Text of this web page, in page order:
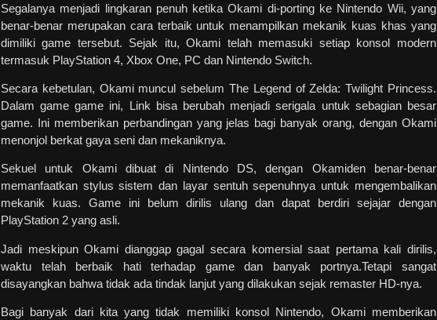
Segalanya menjadi lingkaran penuh ketika Okami di-porting ke Nintendo Wii, yang
benar-benar merupakan cara terbaik untuk menampilkan mekanik kuas khas yang
dimiliki game tersebut. Sejak itu, Okami telah memasuki setiap konsol modern
termasuk PlayStation 4, Xbox One, PC dan Nintendo Switch.
Secara kebetulan, Okami muncul sebelum The Legend of Zelda: Twilight Princess.
Dalam game game ini, Link bisa berubah menjadi serigala untuk sebagian besar
game. Ini memberikan perbandingan yang jelas bagi banyak orang, dengan Okami
menonjol berkat gaya seni dan mekaniknya.
Sekuel untuk Okami dibuat di Nintendo DS, dengan Okamiden benar-benar
memanfaatkan stylus sistem dan layar sentuh sepenuhnya untuk mengembalikan
mekanik kuas. Game ini belum dirilis ulang dan dapat berdiri sejajar dengan
PlayStation 2 yang asli.
Jadi meskipun Okami dianggap gagal secara komersial saat pertama kali dirilis,
waktu telah berbaik hati terhadap game dan banyak portnya.Tetapi sangat
disayangkan bahwa tidak ada tindak lanjut yang dilakukan sejak remaster HD-nya.
Bagi banyak dari kita yang tidak memiliki konsol Nintendo, Okami memberikan